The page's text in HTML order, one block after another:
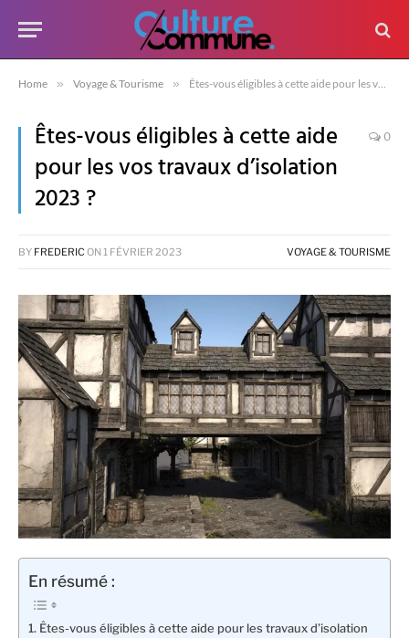
Home » Voyage & Tourisme » Êtes-vous éligibles à cette aide pour les vos travaux d’isolation 2023 ?
Êtes-vous éligibles à cette aide
pour les vos travaux d’isolation
2023 ?
0
BY FREDERIC ON 1 FÉVRIER 2023 VOYAGE & TOURISME
En résumé :
Êtes-vous éligibles à cette aide pour les travaux d’isolation